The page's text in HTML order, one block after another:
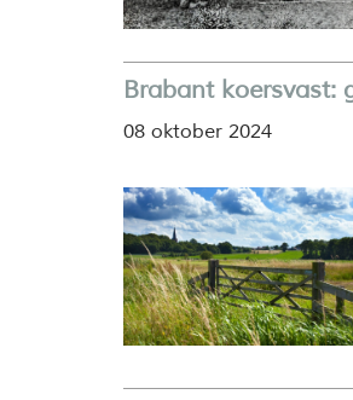
Brabant koersvast:
08 oktober 2024